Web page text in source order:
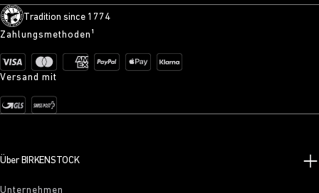
Tradition since 1774
Zahlungsmethoden¹
Versand mit
Über BIRKENSTOCK
Unternehmen